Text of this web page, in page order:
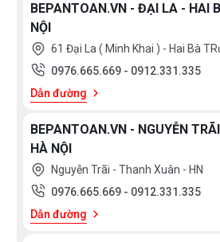
BEPANTOAN.VN - ĐẠI LA - HAI
NỘI
61 Đại La ( Minh Khai ) - Hai Bà
0976.665.669 - 0912.331.335
Dẫn đường
BEPANTOAN.VN - NGUYỄN
HÀ NỘI
Nguyễn Trãi - Thanh Xuân - HN
0976.665.669 - 0912.331.335
Dẫn đường